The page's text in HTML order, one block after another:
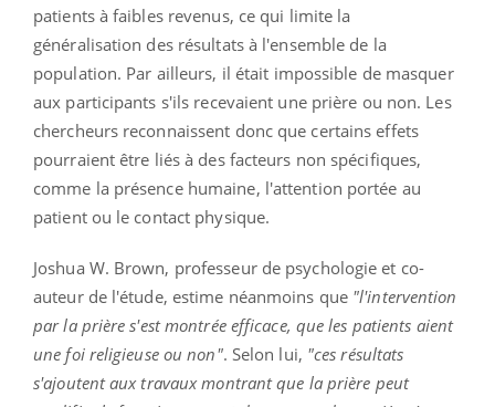
patients à faibles revenus, ce qui limite la
généralisation des résultats à l'ensemble de la
population. Par ailleurs, il était impossible de masquer
aux participants s'ils recevaient une prière ou non. Les
chercheurs reconnaissent donc que certains effets
pourraient être liés à des facteurs non spécifiques,
comme la présence humaine, l'attention portée au
patient ou le contact physique.
Joshua W. Brown, professeur de psychologie et co-
auteur de l'étude, estime néanmoins que "l'intervention
par la prière s'est montrée efficace, que les patients aient
une foi religieuse ou non". Selon lui, "ces résultats
s'ajoutent aux travaux montrant que la prière peut